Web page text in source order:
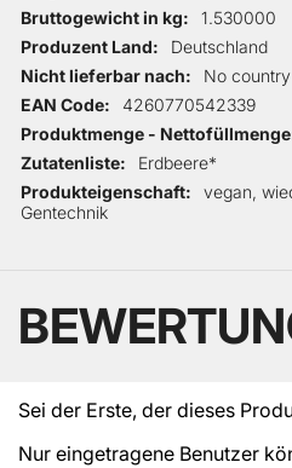
Bruttogewicht in kg
1.530000
Produzent Land
Deutschland
Nicht lieferbar nach
No
EAN Code
4260770542339
Produktmenge - Nettofüllmenge
Zutatenliste
Erdbeere*
Produkteigenschaft
vegan,
Gentechnik
Sei der Erste, der dieses
Nur eingetragene Benutzer